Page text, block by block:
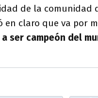
de la comunidad
en claro que va por
ser campeón del